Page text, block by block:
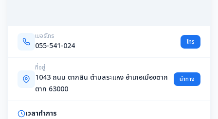
เบอร์โทร
055-541-024 โทร
ที่อยู่
1043 ถนน ตากสิน ตำบลระแหง อำเภอเมืองตาก
ตาก 63000
นำทาง
เวลาทำการ